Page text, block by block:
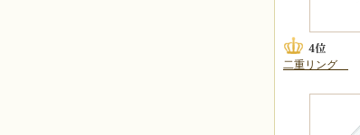
二重リング